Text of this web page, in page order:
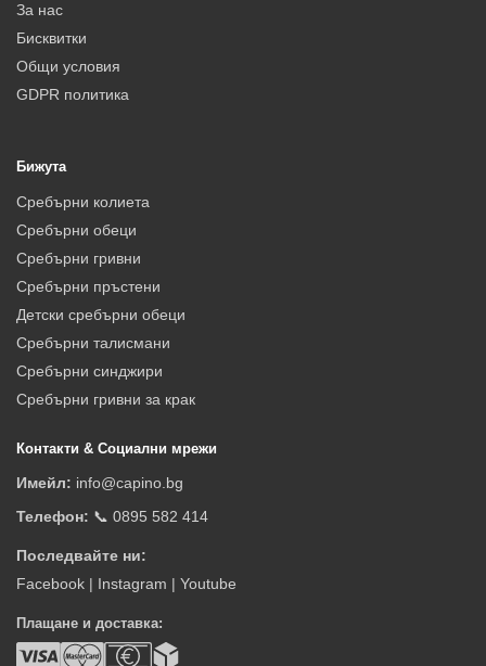
За нас
Бисквитки
Общи условия
GDPR политика
Бижута
Сребърни колиета
Сребърни обеци
Сребърни гривни
Сребърни пръстени
Детски сребърни обеци
Сребърни талисмани
Сребърни синджири
Сребърни гривни за крак
Контакти & Социални мрежи
Имейл: info@capino.bg
Телефон: 📞 0895 582 414
Последвайте ни:
Facebook | Instagram | Youtube
Плащане и доставка: